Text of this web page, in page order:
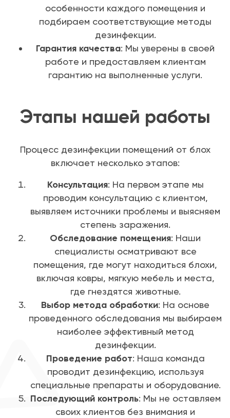
особенности каждого помещения и
подбираем соответствующие методы
дезинфекции.
Гарантия качества: Мы уверены в своей
работе и предоставляем клиентам
гарантию на выполненные услуги.
Этапы нашей работы
Процесс дезинфекции помещений от блох
включает несколько этапов:
Консультация: На первом этапе мы
проводим консультацию с клиентом,
выявляем источники проблемы и выясняем
степень заражения.
Обследование помещения: Наши
специалисты осматривают все
помещения, где могут находиться блохи,
включая ковры, мягкую мебель и места,
где гнездятся животные.
Выбор метода обработки: На основе
проведенного обследования мы выбираем
наиболее эффективный метод
дезинфекции.
Проведение работ: Наша команда
проводит дезинфекцию, используя
специальные препараты и оборудование.
Последующий контроль: Мы не оставляем
своих клиентов без внимания и